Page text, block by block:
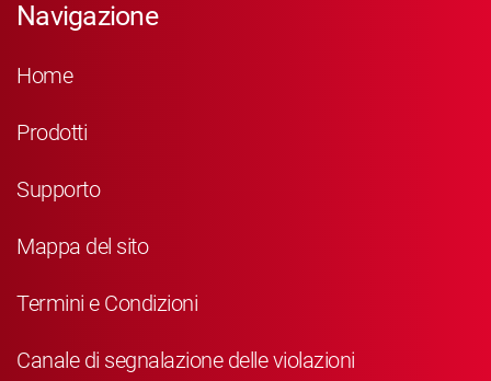
Navigazione
Home
Prodotti
Supporto
Mappa del sito
Termini e Condizioni
Canale di segnalazione delle violazioni